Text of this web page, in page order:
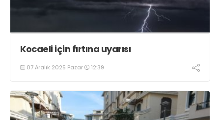
Kocaeli için fırtına uyarısı
07 Aralık 2025 Pazar 12:39